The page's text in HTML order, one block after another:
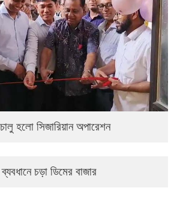
হলো সিজারিয়ান অপারেশন
চড়া ডিমের বাজার